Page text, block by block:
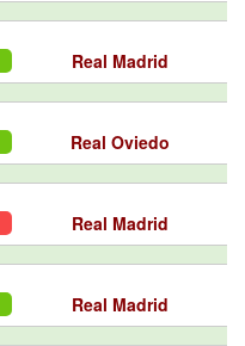
Real Madrid
Real Oviedo
Real Madrid
Real Madrid